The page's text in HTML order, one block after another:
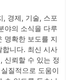
경제, 기술, 스포
야의 소식을 다루
명확한 보도를 지
합니다. 최신 시사
신뢰할 수 있는 정
질적으로 도움이